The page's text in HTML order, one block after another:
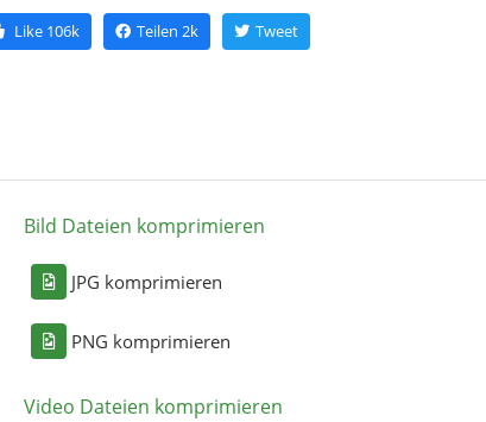
Like106k Teilen 2k Tweet
Bild Dateien komprimieren
JPG komprimieren
PNG komprimieren
Video Dateien komprimieren